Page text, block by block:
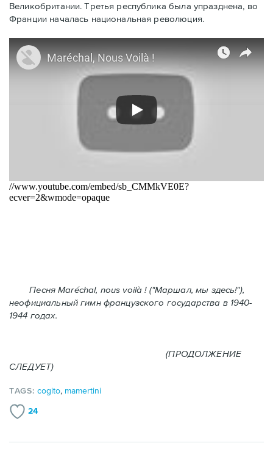
Великобритании. Третья республика была упразднена, во
Франции началась национальная революция.
Песня Maréchal, nous voilà ! ("Маршал, мы здесь!"),
неофициальный гимн французского государства в 1940-
1944 годах.
(ПРОДОЛЖЕНИЕ
СЛЕДУЕТ)
TAGS:cogito, mamertini
24